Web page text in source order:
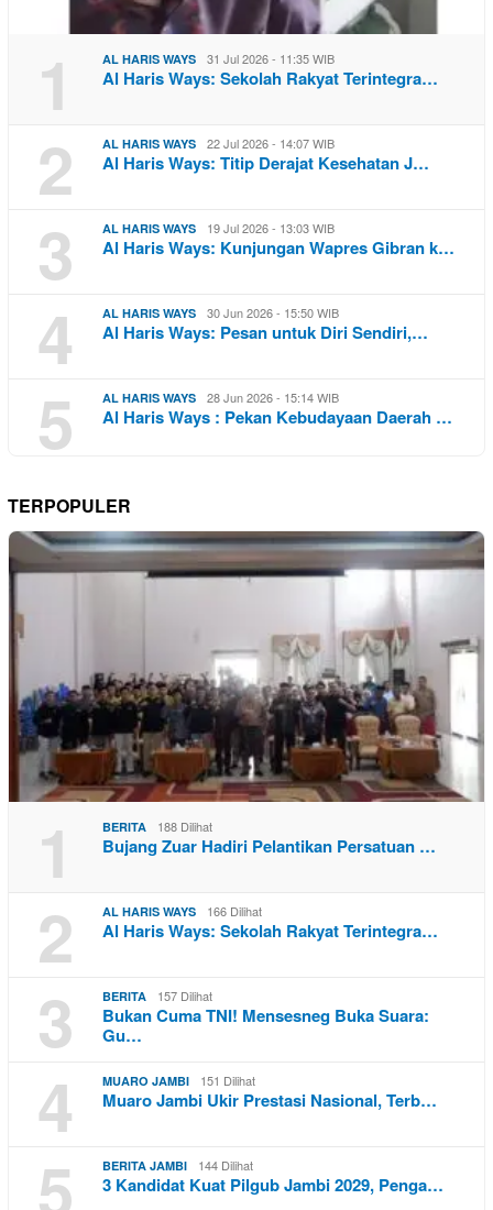
1 AL HARIS WAYS 31 Jul 2026 - 11:35 WIB
Al Haris Ways: Sekolah Rakyat Terintegra…
2 AL HARIS WAYS 22 Jul 2026 - 14:07 WIB
Al Haris Ways: Titip Derajat Kesehatan J…
3 AL HARIS WAYS 19 Jul 2026 - 13:03 WIB
Al Haris Ways: Kunjungan Wapres Gibran k…
4 AL HARIS WAYS 30 Jun 2026 - 15:50 WIB
Al Haris Ways: Pesan untuk Diri Sendiri,…
5 AL HARIS WAYS 28 Jun 2026 - 15:14 WIB
Al Haris Ways : Pekan Kebudayaan Daerah …
TERPOPULER
1 BERITA 188 Dilihat
Bujang Zuar Hadiri Pelantikan Persatuan …
2 AL HARIS WAYS 166 Dilihat
Al Haris Ways: Sekolah Rakyat Terintegra…
3 BERITA 157 Dilihat
Bukan Cuma TNI! Mensesneg Buka Suara:
Gu…
4 MUARO JAMBI 151 Dilihat
Muaro Jambi Ukir Prestasi Nasional, Terb…
5 BERITA JAMBI 144 Dilihat
3 Kandidat Kuat Pilgub Jambi 2029, Penga…